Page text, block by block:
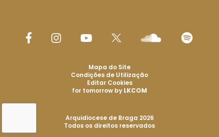
Arquidiocese de Braga 2026
Todos os direitos reservados
Mapa do Site
Condições de Utilização
Editar Cookies
for tomorrow by LKCOM